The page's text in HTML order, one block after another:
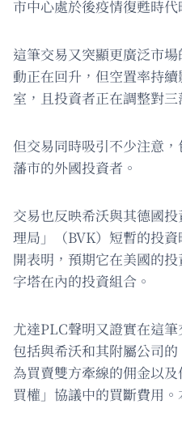
市中心處於後疫情復甦時代
這筆交易又突顯更廣泛市
動正在回升，但空置率持
室，且投資者正在調整對三
但交易同時吸引不少注意
藩市的外國投資者。
交易也反映希沃與其德國
理局」（BVK）短暫的投
開表明，預期它在美國的
字塔在內的投資組合。
尤達PLC聲明又證實在這筆
包括與希沃和其附屬公司
為買賣雙方牽線的佣金以
買權」協議中的買斷費用。